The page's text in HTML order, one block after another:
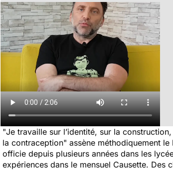
"Je travaille sur l’identité, sur la
la contraception" assène méthodiquement
officie depuis plusieurs années dans les
expériences dans le mensuel Causette. Des